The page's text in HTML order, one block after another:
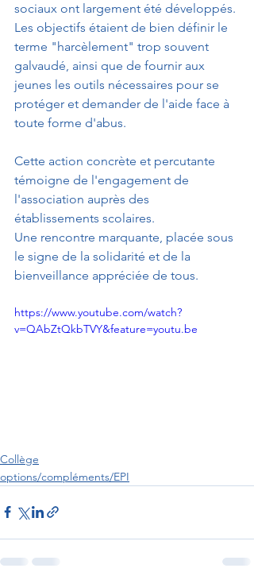
sociaux ont largement été développés.
Les objectifs étaient de bien définir le
terme "harcèlement" trop souvent
galvaudé, ainsi que de fournir aux
jeunes les outils nécessaires pour se
protéger et demander de l'aide face à
toute forme d'abus.
Cette action concrète et percutante
témoigne de l'engagement de
l'association auprès des
établissements scolaires.
Une rencontre marquante, placée sous
le signe de la solidarité et de la
bienveillance appréciée de tous.
https://www.youtube.com/watch?
v=QAbZtQkbTVY&feature=youtu.be
Collège
options/compléments/EPI